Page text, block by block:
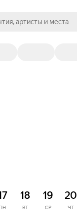
артисты и места
ПН
18
ВТ
19
СР
20
ЧТ